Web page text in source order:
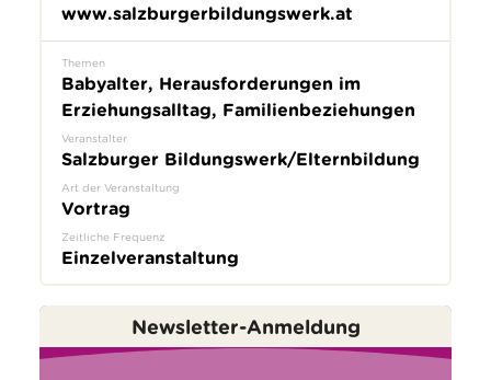
www.salzburgerbildungswerk.at
Themen
Babyalter, Herausforderungen im
Erziehungsalltag, Familienbeziehungen
Veranstalter
Salzburger Bildungswerk/Elternbildung
Art der Veranstaltung
Vortrag
Zeitliche Frequenz
Einzelveranstaltung
Newsletter-Anmeldung